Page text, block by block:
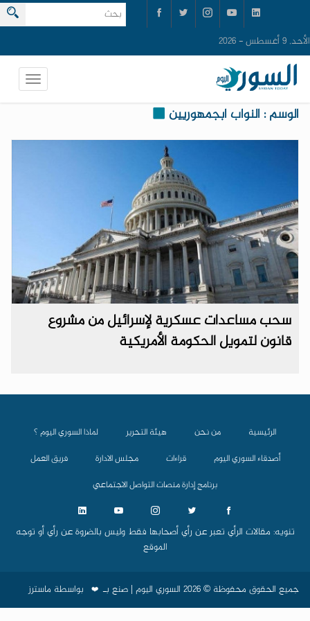
الأحد, 9 أغسطس - 2026
الوسم : النواب ابجمهوريين
سحب مساعدات عسكرية لإسرائيل من مشروع
قانون لتمويل الحكومة الأمريكية
الرئيسية من نحن هيئة التحرير
لماذا السوري اليوم ؟
أصدقاء السوري اليوم
قراءات مجلس الادارة
فريق العمل
برنامج إدارة منصات التواصل الاجتماعي
تنويه: مقالات الرأي تعبر عن رأي أصحابها فقط وليس بالضروة عن رأي أو توجه
الموقع
جميع الحقوق محفوظة © 2026 السوري اليوم | صنع بـ ❤️ بواسطة ماسترز